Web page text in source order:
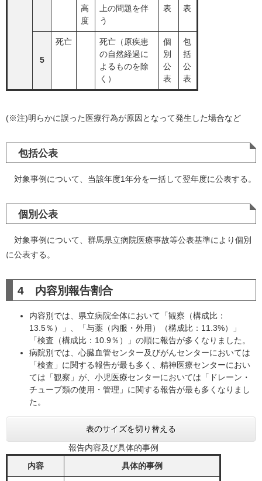
高
度
上の問題を伴
う
表
表
5
死亡
死亡（原疾患
の自然経過に
よるものを除
く）
個
別
公
表
包
括
公
表
(※注)明らかに誤った医療行為が原因となって発生した場合など
包括公表
対象事例について、当該年度1年分を一括して翌年度に公表する。
個別公表
対象事例について、群馬県立病院医療事故等公表基準により個別
に公表する。
4 内容別報告割合
内容別では、県立病院全体において「観察（構成比：
13.5％）」、「与薬（内服・外用）（構成比：11.3%）」
「検査（構成比：10.9％）」の順に報告が多くなりました。
病院別では、心臓血管センター及びがんセンターにおいては
「検査」に関する報告が最も多く、精神医療センターにおい
ては「観察」が、小児医療センターにおいては「ドレーン・
チューブ類の使用・管理」に関する報告が最も多くなりまし
た。
表のサイズを切り替える
報告内容及び具体的事例
内容
具体的事例